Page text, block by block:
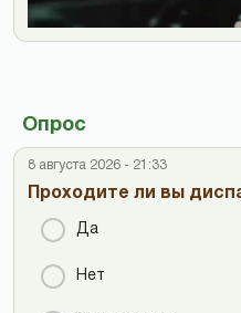
Опрос
8 августа 2026 - 21:33
Проходите ли вы
Да
Нет